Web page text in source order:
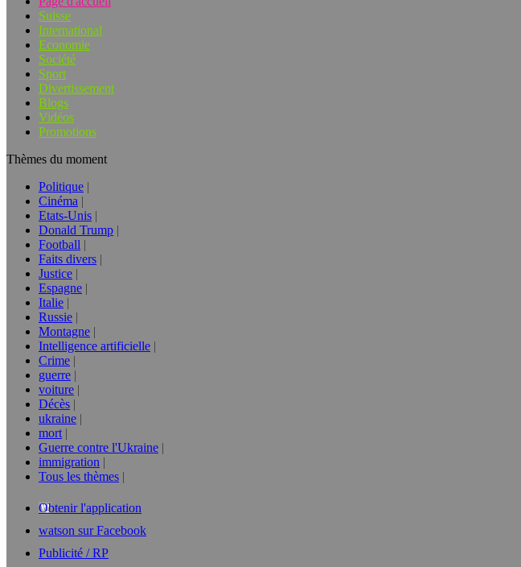
Suisse
International
Economie
Société
Sport
Divertissement
Blogs
Vidéos
Promotions
Thèmes du moment
Politique
Cinéma
Etats-Unis
Donald Trump
Football
Faits divers
Justice
Espagne
Italie
Russie
Montagne
Intelligence artificielle
Crime
guerre
voiture
Décès
ukraine
mort
Guerre contre l'Ukraine
immigration
Tous les thèmes
Obtenir l'application
watson sur Facebook
Publicité / RP